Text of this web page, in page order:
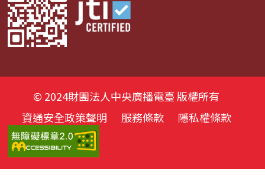
© 2024財團法人中央廣播電臺 版權所有
資通安全政策聲明
服務條款 隱私權條款